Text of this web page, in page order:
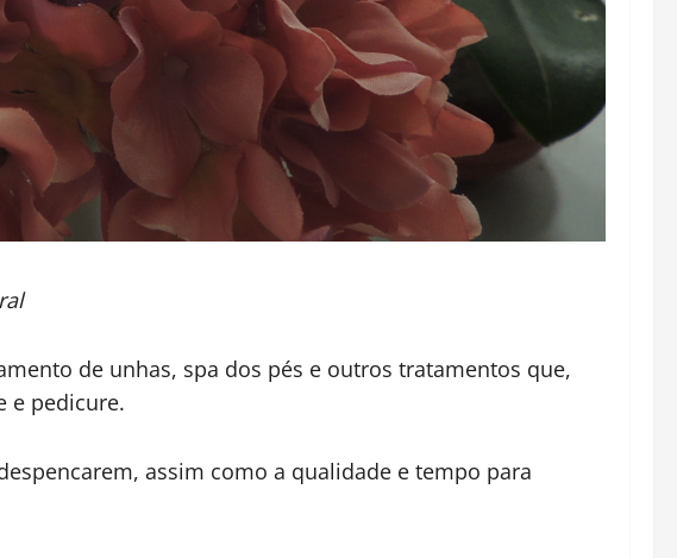
de unhas, spa dos pés e outros tratamentos que,
e pedicure.
assim como a qualidade e tempo para